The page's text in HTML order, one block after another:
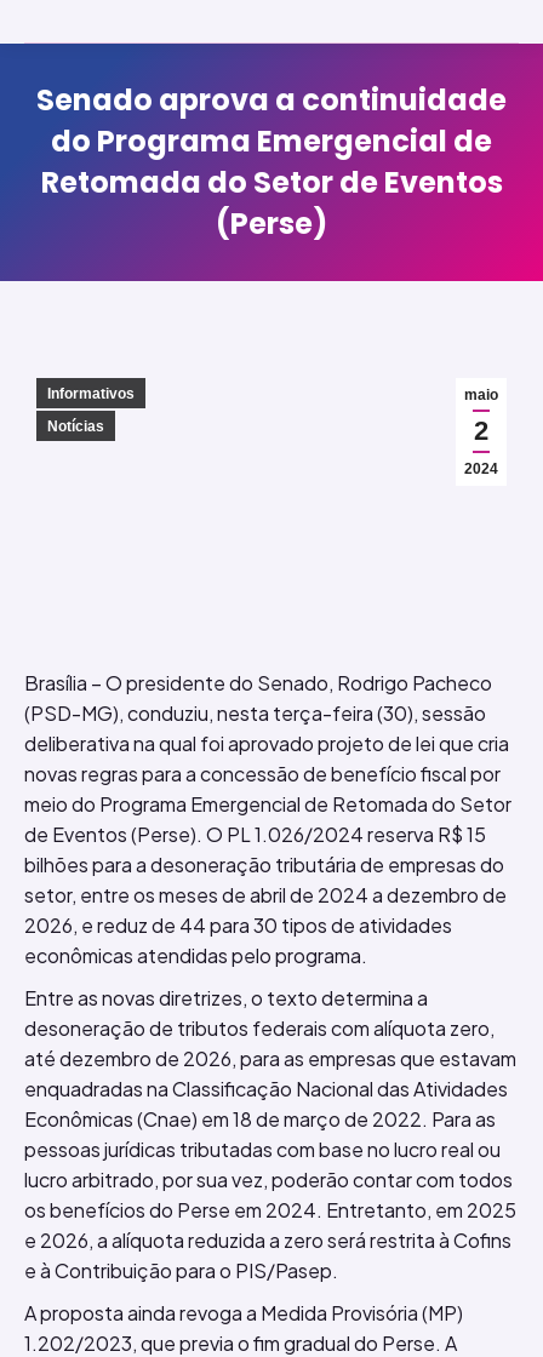
Senado aprova a continuidade
do Programa Emergencial de
Retomada do Setor de Eventos
(Perse)
maio
2
2024
Informativos
Notícias
Brasília – O presidente do Senado, Rodrigo Pacheco
(PSD-MG), conduziu, nesta terça-feira (30), sessão
deliberativa na qual foi aprovado projeto de lei que cria
novas regras para a concessão de benefício fiscal por
meio do Programa Emergencial de Retomada do Setor
de Eventos (Perse). O PL 1.026/2024 reserva R$ 15
bilhões para a desoneração tributária de empresas do
setor, entre os meses de abril de 2024 a dezembro de
2026, e reduz de 44 para 30 tipos de atividades
econômicas atendidas pelo programa.
Entre as novas diretrizes, o texto determina a
desoneração de tributos federais com alíquota zero,
até dezembro de 2026, para as empresas que estavam
enquadradas na Classificação Nacional das Atividades
Econômicas (Cnae) em 18 de março de 2022. Para as
pessoas jurídicas tributadas com base no lucro real ou
lucro arbitrado, por sua vez, poderão contar com todos
os benefícios do Perse em 2024. Entretanto, em 2025
e 2026, a alíquota reduzida a zero será restrita à Cofins
e à Contribuição para o PIS/Pasep.
A proposta ainda revoga a Medida Provisória (MP)
1.202/2023, que previa o fim gradual do Perse. A